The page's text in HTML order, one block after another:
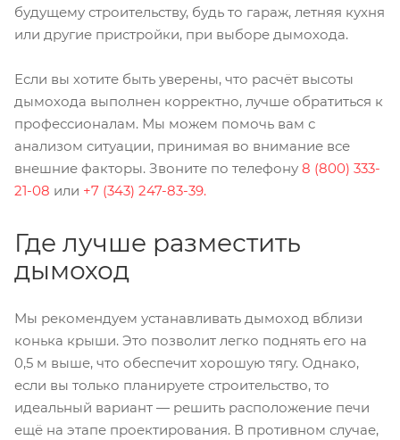
будущему строительству, будь то гараж, летняя кухня
или другие пристройки, при выборе дымохода.
Если вы хотите быть уверены, что расчёт высоты
дымохода выполнен корректно, лучше обратиться к
профессионалам. Мы можем помочь вам с
анализом ситуации, принимая во внимание все
внешние факторы. Звоните по телефону 8 (800) 333-
21-08 или +7 (343) 247-83-39.
Где лучше разместить
дымоход
Мы рекомендуем устанавливать дымоход вблизи
конька крыши. Это позволит легко поднять его на
0,5 м выше, что обеспечит хорошую тягу. Однако,
если вы только планируете строительство, то
идеальный вариант — решить расположение печи
ещё на этапе проектирования. В противном случае,